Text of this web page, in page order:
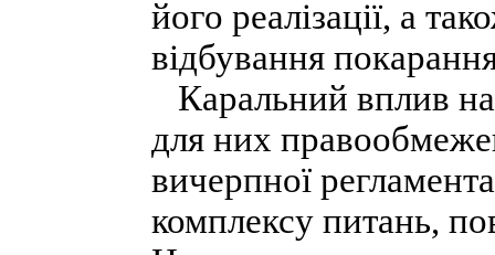
його реалізації, а
відбування
Каральний вплив
для них
вичерпної
комплексу питань,